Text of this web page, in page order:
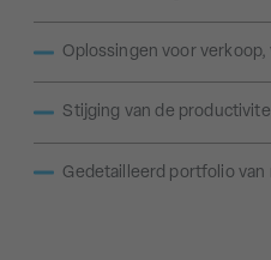
Oplossingen voor
Stijging van de
Gedetailleerd portfolio